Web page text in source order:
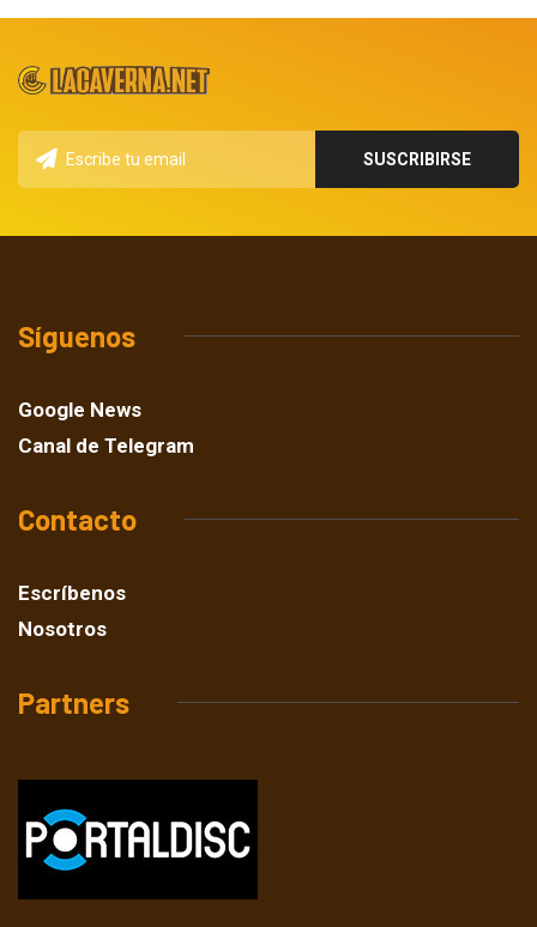
Síguenos
Google News
Canal de Telegram
Contacto
Escríbenos
Nosotros
Partners